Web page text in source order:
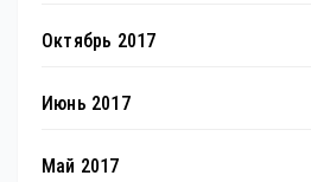
Октябрь 2017
Июнь 2017
Май 2017